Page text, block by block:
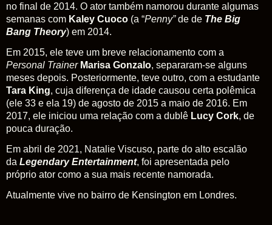
no final de 2014. O ator também namorou durante algumas
semanas com Kaley Cuoco (a “Penny”de de The Big
Bang Theory) em 2014.
Em 2015, ele teve um breve relacionamento com a
Personal Trainer Marisa Gonzalo, separaram-se alguns
meses depois. Posteriormente, teve outro, com a estudante
Tara King, cuja diferença de idade causou certa polêmica
(ele 33 e ela 19) de agosto de 2015 a maio de 2016. Em
2017, ele iniciou uma relação com a dublê Lucy Cork, de
pouca duração.
Em abril de 2021, Natalie Viscuso, parte do alto escalão
da Legendary Entertainment, foi apresentada pelo
próprio ator como a sua mais recente namorada.
Atualmente vive no bairro de Kensington em Londres.